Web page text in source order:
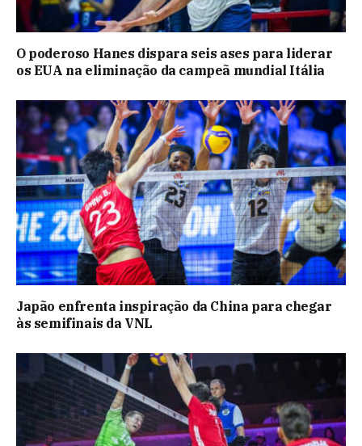
O poderoso Hanes dispara seis ases para liderar
os EUA na eliminação da campeã mundial Itália
Japão enfrenta inspiração da China para chegar
às semifinais da VNL